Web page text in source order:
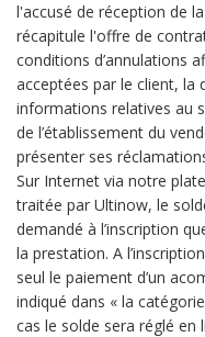
l'accusé de réception de
récapitule l'offre de
conditions d’annulations
acceptées par le client, la
informations relatives au
de l’établissement du
présenter ses
Sur Internet via notre
traitée par Ultinow, le
demandé à l’inscription
la prestation. A
seul le paiement d’un
indiqué dans « la
cas le solde sera réglé en